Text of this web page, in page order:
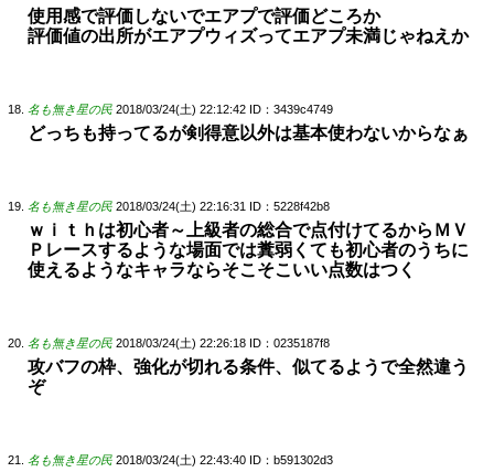
使用感で評価しないでエアプで評価どころか
評価値の出所がエアプウィズってエアプ未満じゃねえか
名も無き星の民 2018/03/24(土) 22:12:42 ID：3439c4749
どっちも持ってるが剣得意以外は基本使わないからなぁ
名も無き星の民 2018/03/24(土) 22:16:31 ID：5228f42b8
ｗｉｔｈは初心者～上級者の総合で点付けてるからＭＶ
Ｐレースするような場面では糞弱くても初心者のうちに
使えるようなキャラならそこそこいい点数はつく
名も無き星の民 2018/03/24(土) 22:26:18 ID：0235187f8
攻バフの枠、強化が切れる条件、似てるようで全然違う
ぞ
名も無き星の民 2018/03/24(土) 22:43:40 ID：b591302d3